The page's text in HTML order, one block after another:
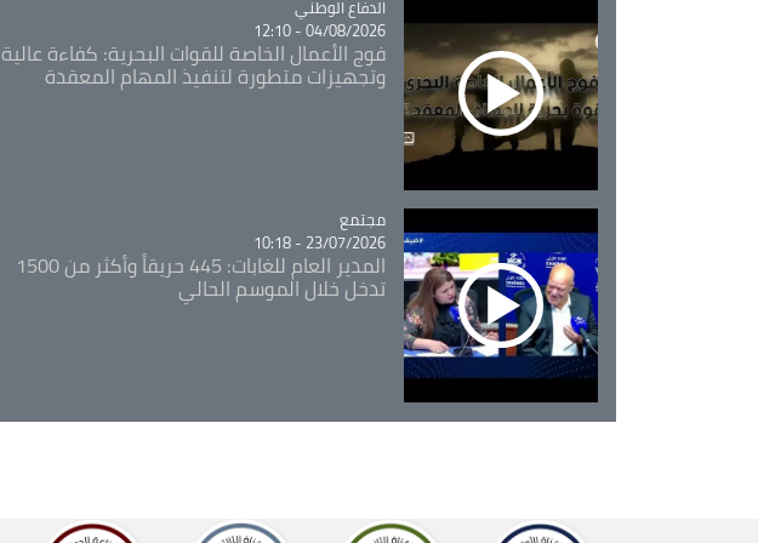
Catégorie
الدفاع الوطني
04/08/2026 - 12:10
فوج الأعمال الخاصة للقوات البحرية: كفاءة عالية
وتجهيزات متطورة لتنفيذ المهام المعقدة
Catégorie
مجتمع
23/07/2026 - 10:18
المدير العام للغابات: 445 حريقاً وأكثر من 1500
تدخل خلال الموسم الحالي